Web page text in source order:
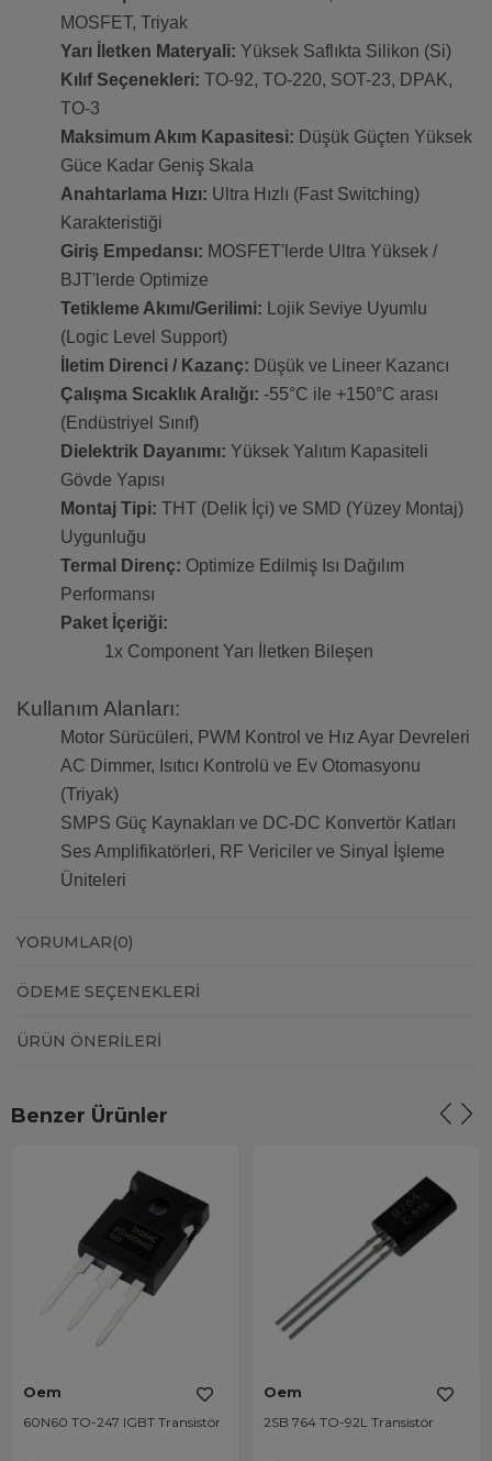
MOSFET, Triyak
Yarı İletken Materyali: Yüksek Saflıkta Silikon (Si)
Kılıf Seçenekleri: TO-92, TO-220, SOT-23, DPAK,
TO-3
Maksimum Akım Kapasitesi: Düşük Güçten Yüksek
Güce Kadar Geniş Skala
Anahtarlama Hızı: Ultra Hızlı (Fast Switching)
Karakteristiği
Giriş Empedansı: MOSFET'lerde Ultra Yüksek /
BJT'lerde Optimize
Tetikleme Akımı/Gerilimi: Lojik Seviye Uyumlu
(Logic Level Support)
İletim Direnci / Kazanç: Düşük ve Lineer Kazancı
Çalışma Sıcaklık Aralığı: -55°C ile +150°C arası
(Endüstriyel Sınıf)
Dielektrik Dayanımı: Yüksek Yalıtım Kapasiteli
Gövde Yapısı
Montaj Tipi: THT (Delik İçi) ve SMD (Yüzey Montaj)
Uygunluğu
Termal Direnç: Optimize Edilmiş Isı Dağılım
Performansı
Paket İçeriği:
1x Component Yarı İletken Bileşen
Kullanım Alanları:
Motor Sürücüleri, PWM Kontrol ve Hız Ayar Devreleri
AC Dimmer, Isıtıcı Kontrolü ve Ev Otomasyonu
(Triyak)
SMPS Güç Kaynakları ve DC-DC Konvertör Katları
Ses Amplifikatörleri, RF Vericiler ve Sinyal İşleme
Üniteleri
YORUMLAR(0)
ÖDEME SEÇENEKLERI
ÜRÜN ÖNERILERI
Benzer Ürünler
Oem
60N60 TO-247 IGBT Transistör
Oem
2SB 764 TO-92L Transistör